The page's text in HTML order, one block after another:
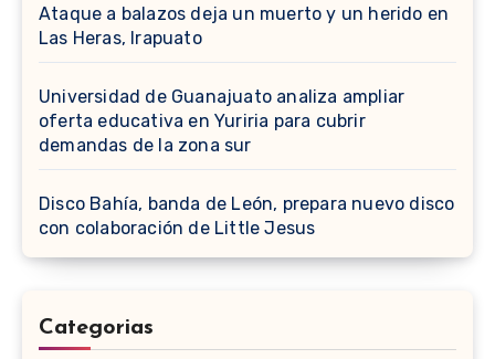
Ataque a balazos deja un muerto y un herido en
Las Heras, Irapuato
Universidad de Guanajuato analiza ampliar
oferta educativa en Yuriria para cubrir
demandas de la zona sur
Disco Bahía, banda de León, prepara nuevo disco
con colaboración de Little Jesus
Categorias